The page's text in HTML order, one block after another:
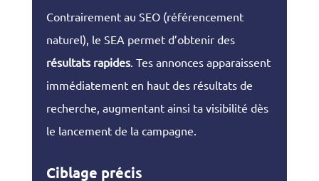
Contrairement au SEO (référencement
naturel), le SEA permet d’obtenir des
résultats rapides. Tes annonces apparaissent
immédiatement en haut des résultats de
recherche, augmentant ainsi ta visibilité dès
le lancement de la campagne.
Ciblage précis